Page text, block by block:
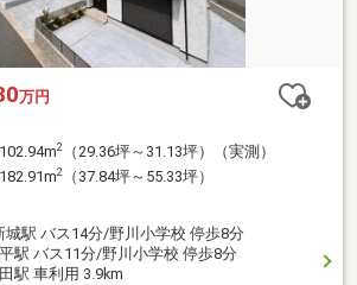
万円
2
（29.36坪～31.13坪）（実測）
2
（37.84坪～55.33坪）
城駅 バス14分/野川小学校 停歩8分
駅 バス11分/野川小学校 停歩8分
駅 車利用 3.9km